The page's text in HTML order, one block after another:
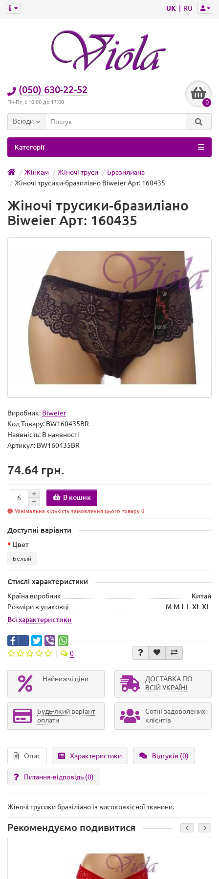
UK RU
(050) 630-22-52
Пн-Пт, с 10:00 до 17:00 0
Всюди
Категорії
Жінкам Жіночі труси
Бразилиана
Жіночі трусики-бразиліано Biweier Арт: 160435
Жіночі трусики-бразиліано
Biweier Арт: 160435
Виробник: Biweier
Код Товару: BW160435BR
Наявність: В наявності
Артикул: BW160435BR
74.64 грн.
В кошик
Мінімальна кількість замовлення цього товару 6
Доступні варіанти
Цвет
Белый
Стислі характеристики
Країна виробник
Китай
Розміри в упаковці
M.M.L.L.XL.XL.
Всі характеристики
0
Найнижчі ціни
ДОСТАВКА ПО
ВСІЙ УКРАЇНІ
Будь-який варіант
оплати
Сотні задоволених
клієнтів
Опис Характеристики Відгуків (0)
Питання-відповідь (0)
Жіночі трусики бразіліано із високоякісної тканини.
Рекомендуємо подивитися